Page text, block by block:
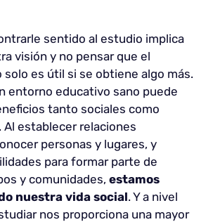
sentido al estudio implica
visión y no pensar que el
es útil si se obtiene algo más.
entorno educativo sano puede
tanto sociales como
establecer relaciones
personas y lugares, y
para formar parte de
y comunidades, estamos
nuestra vida social. Y a nivel
nos proporciona una mayor